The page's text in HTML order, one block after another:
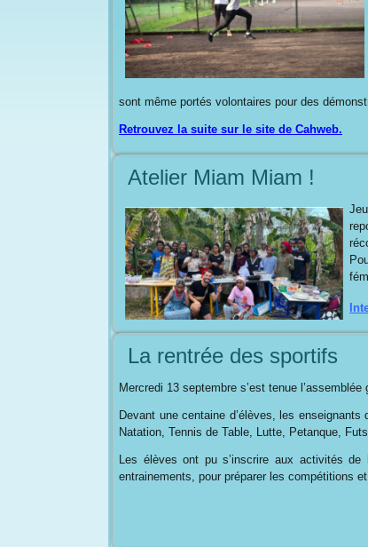
sont même portés volontaires pour des
Retrouvez la suite sur le site de Cahweb.
Atelier Miam Miam !
La rentrée des sportifs
Mercredi 13 septembre s’est tenue
Devant une centaine d’élèves, les
Natation, Tennis de Table, Lutte, Petanque,
Les élèves ont pu s’inscrire aux activités
entrainements, pour préparer les compétitions